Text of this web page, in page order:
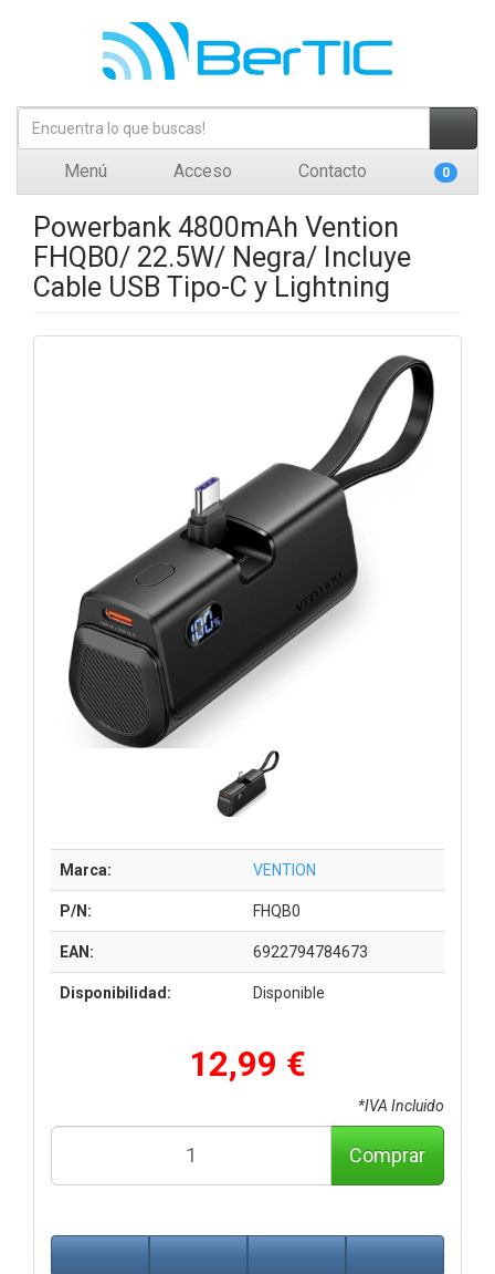
Menú Acceso Contacto 0
Powerbank 4800mAh Vention
FHQB0/ 22.5W/ Negra/ Incluye
Cable USB Tipo-C y Lightning
Marca: VENTION
P/N: FHQB0
EAN: 6922794784673
Disponibilidad: Disponible
12,99 €
*IVA Incluido
Comprar